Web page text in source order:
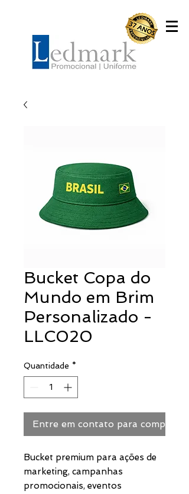
Bucket Copa do
Mundo em Brim
Personalizado -
LLC020
Quantidade *
Entre em contato para comprar
Bucket premium para ações de
marketing, campanhas
promocionais, eventos